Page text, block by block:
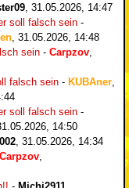
31.05.2026, 14:47
soll falsch sein -
31.05.2026, 14:48
sein - Carpzov
falsch sein - KUBAner
soll falsch sein -
14:50
31.05.2026, 14:34
Carpzov